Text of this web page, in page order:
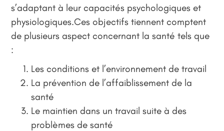
s’adaptant à leur capacités psychologiques et
physiologiques.Ces objectifs tiennent comptent
de plusieurs aspect concernant la santé tels que
:
Les conditions et l’environnement de travail
La prévention de l’affaiblissement de la
santé
Le maintien dans un travail suite à des
problèmes de santé